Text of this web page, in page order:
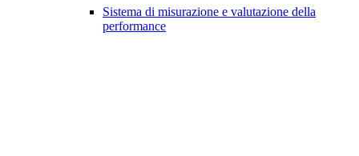
Sistema di misurazione e valutazione della
performance